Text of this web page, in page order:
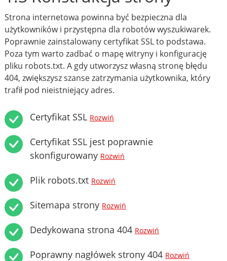
Strona internetowa powinna być bezpieczna dla
użytkowników i przystępna dla robotów wyszukiwarek.
Poprawnie zainstalowany certyfikat SSL to podstawa.
Poza tym warto zadbać o mapę witryny i konfigurację
pliku robots.txt. A gdy utworzysz własną stronę błędu
404, zwiększysz szanse zatrzymania użytkownika, który
trafił pod nieistniejący adres.
Certyfikat SSL Rozwiń
Certyfikat SSL jest poprawnie
skonfigurowany Rozwiń
Plik robots.txt Rozwiń
Sitemapa strony Rozwiń
Dedykowana strona 404 Rozwiń
Poprawny nagłówek strony 404 Rozwiń